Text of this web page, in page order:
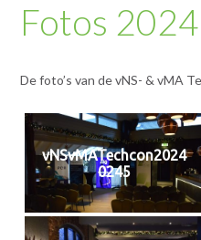
Fotos 2024
De foto’s van de vNS- & vMA
vNSvMATechcon2024
0245